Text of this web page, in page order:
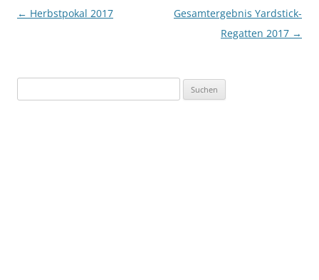
Beitragsnavigation
← Herbstpokal 2017
Gesamtergebnis Yardstick-
Regatten 2017 →
nach: